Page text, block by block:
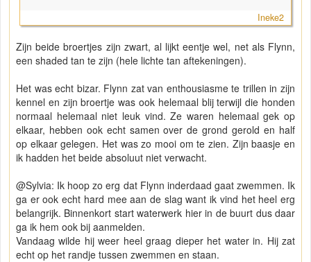
Ineke2
Zijn beide broertjes zijn zwart, al lijkt eentje wel, net als Flynn,
een shaded tan te zijn (hele lichte tan aftekeningen).
Het was echt bizar. Flynn zat van enthousiasme te trillen in zijn
kennel en zijn broertje was ook helemaal blij terwijl die honden
normaal helemaal niet leuk vind. Ze waren helemaal gek op
elkaar, hebben ook echt samen over de grond gerold en half
op elkaar gelegen. Het was zo mooi om te zien. Zijn baasje en
ik hadden het beide absoluut niet verwacht.
@Sylvia: Ik hoop zo erg dat Flynn inderdaad gaat zwemmen. Ik
ga er ook echt hard mee aan de slag want ik vind het heel erg
belangrijk. Binnenkort start waterwerk hier in de buurt dus daar
ga ik hem ook bij aanmelden.
Vandaag wilde hij weer heel graag dieper het water in. Hij zat
echt op het randje tussen zwemmen en staan.